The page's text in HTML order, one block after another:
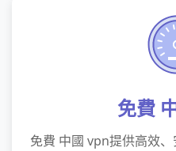
免費
免費 中國 vpn提供高效